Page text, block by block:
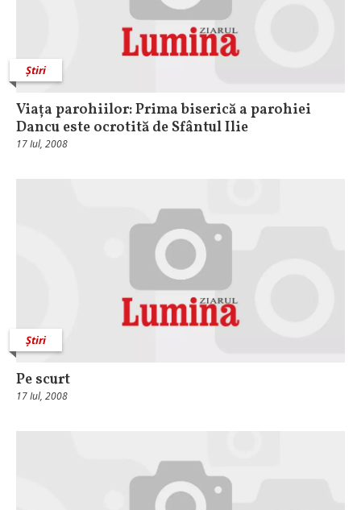
Știri
Viața parohiilor: Prima biserică a parohiei
Dancu este ocrotită de Sfântul Ilie
17 Iul, 2008
Știri
Pe scurt
17 Iul, 2008